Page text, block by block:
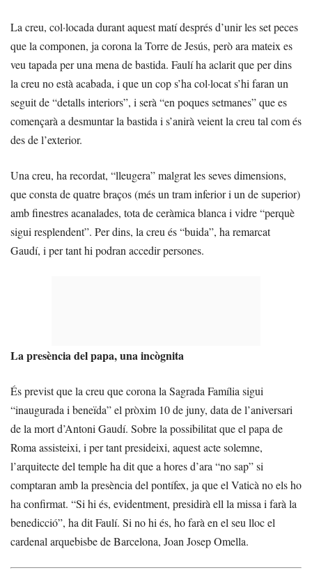
La creu, col·locada durant aquest matí després d’unir les set peces
que la componen, ja corona la Torre de Jesús, però ara mateix es
veu tapada per una mena de bastida. Faulí ha aclarit que per dins
la creu no està acabada, i que un cop s’ha col·locat s’hi faran un
seguit de “detalls interiors”, i serà “en poques setmanes” que es
començarà a desmuntar la bastida i s’anirà veient la creu tal com és
des de l’exterior.
Una creu, ha recordat, “lleugera” malgrat les seves dimensions,
que consta de quatre braços (més un tram inferior i un de superior)
amb finestres acanalades, tota de ceràmica blanca i vidre “perquè
sigui resplendent”. Per dins, la creu és “buida”, ha remarcat
Gaudí, i per tant hi podran accedir persones.
La presència del papa, una incògnita
És previst que la creu que corona la Sagrada Família sigui
“inaugurada i beneïda” el pròxim 10 de juny, data de l’aniversari
de la mort d’Antoni Gaudí. Sobre la possibilitat que el papa de
Roma assisteixi, i per tant presideixi, aquest acte solemne,
l’arquitecte del temple ha dit que a hores d’ara “no sap” si
comptaran amb la presència del pontífex, ja que el Vaticà no els ho
ha confirmat. “Si hi és, evidentment, presidirà ell la missa i farà la
benedicció”, ha dit Faulí. Si no hi és, ho farà en el seu lloc el
cardenal arquebisbe de Barcelona, Joan Josep Omella.